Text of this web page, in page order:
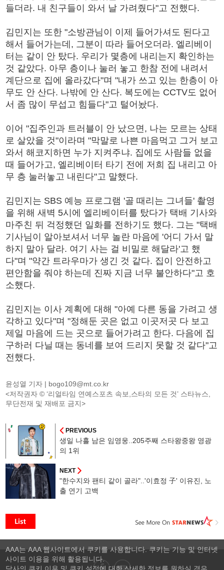
들더라. 내 친구들이 와서 날 가려줬다"고 전했다.
김민지는 또한 "소방관님이 이제 들어가셔도 된다고
해서 들어가는데, 그분이 따라 들어오더라. 엘리베이
터는 같이 안 탔다. 우리가 몇층에 내리는지 확인하는
것 같았다. 아무 층이나 눌러 놓고 한참 전에 내려서
계단으로 집에 올라갔다"며 "내가 쓰고 있는 한층이 아
무도 안 산다. 나밖에 안 산다. 복도에는 CCTV도 없어
서 좀 많이 무섭고 힘들다"고 털어놨다.
이어 "집주인과 트러블이 안 났으면, 나는 모르는 상태
로 살았을 것"이라며 "막말로 나쁜 마음먹고 그거 보고
와서 해코지하면 누가 지켜주냐. 집에도 사람들 없을
때 들어가고, 엘리베이터 타기 전에 저희 집 내리고 아
무 층 눌러놓고 내린다"고 말했다.
김민지는 SBS 예능 프로그램 '골 때리는 그녀들' 촬영
을 위해 새벽 5시에 엘리베이터를 탔다가 택배 기사와
마주친 뒤 걱정했던 일화를 전하기도 했다. 그는 "택배
기사님이 알아보셔서 너무 놀란 마음에 '어디 가서 말
하지 말아 달라. 여기 사는 걸 비밀로 해달라'고 했
다"며 "약간 트라우마가 생긴 것 같다. 집이 안전하고
편안함을 줘야 하는데 진짜 지금 너무 불안하다"고 호
소했다.
김민지는 이사 계획에 대해 "아예 다른 동을 가려고 생
각하고 있다"며 "정해둔 곳은 없고 이곳저곳 다 보고
제일 마음에 드는 곳으로 들어가려고 한다. 다음에 집
구하러 다닐 때는 동네를 보여 드리지 못할 것 같다"고
전했다.
윤성열 기자 | bogo109@mt.co.kr
<저작권자 © ‘리얼타임 연예스포츠 속보,스타의 모든 것’ 스타뉴스,
무단전재 및 재배포 금지>
PREVIOUS
생일 나흘 남은 임영웅..205주째 스타왕중왕 영광
의 1위
NEXT
"한수지와 팬티 같이 골라"..'이효정 子' 이유진, 노
출 연기 고백
AAA는 AAA 웹사이트에서 쿠키를 사용합니다. 쿠키는 기능 및 인터넷
사이트 이용을 위해 활용됩니다.
당사의 쿠키 이용 및 쿠키 설정에 대한 상세한 정보를 원하실 경우,